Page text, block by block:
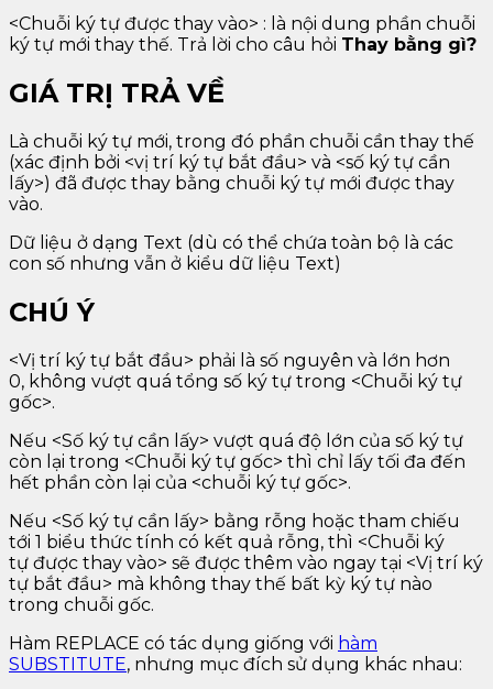
<Chuỗi ký tự được thay vào> : là nội dung phần chuỗi
ký tự mới thay thế. Trả lời cho câu hỏi Thay bằng gì?
GIÁ TRỊ TRẢ VỀ
Là chuỗi ký tự mới, trong đó phần chuỗi cần thay thế
(xác định bởi <vị trí ký tự bắt đầu> và <số ký tự cần
lấy>) đã được thay bằng chuỗi ký tự mới được thay
vào.
Dữ liệu ở dạng Text (dù có thể chứa toàn bộ là các
con số nhưng vẫn ở kiểu dữ liệu Text)
CHÚ Ý
<Vị trí ký tự bắt đầu> phải là số nguyên và lớn hơn
0, không vượt quá tổng số ký tự trong <Chuỗi ký tự
gốc>.
Nếu <Số ký tự cần lấy> vượt quá độ lớn của số ký tự
còn lại trong <Chuỗi ký tự gốc> thì chỉ lấy tối đa đến
hết phần còn lại của <chuỗi ký tự gốc>.
Nếu <Số ký tự cần lấy> bằng rỗng hoặc tham chiếu
tới 1 biểu thức tính có kết quả rỗng, thì <Chuỗi ký
tự được thay vào> sẽ được thêm vào ngay tại <Vị trí ký
tự bắt đầu> mà không thay thế bất kỳ ký tự nào
trong chuỗi gốc.
Hàm REPLACE có tác dụng giống với hàm
SUBSTITUTE, nhưng mục đích sử dụng khác nhau: